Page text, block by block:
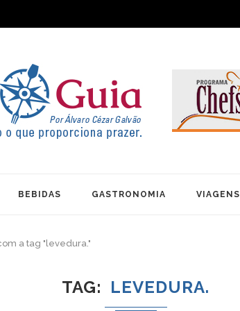
BEBIDAS GASTRONOMIA VIAGENS
a tag "levedura."
TAG LEVEDURA.